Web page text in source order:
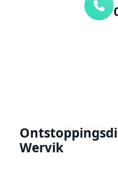
Wervik